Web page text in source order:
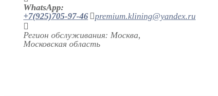
WhatsApp:
+7(925)705-97-46
premium.klining@yandex.ru
Регион обслуживания: Москва,
Московская область